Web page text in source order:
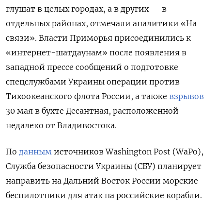
глушат в целых городах, а в других — в
отдельных районах, отмечали аналитики «На
связи». Власти Приморья присоединились к
«интернет-шатдаунам» после появления в
западной прессе сообщений о подготовке
спецслужбами Украины операции против
Тихоокеанского флота России, а также взрывов
30 мая в бухте Десантная, расположенной
недалеко от Владивостока.
По данным источников Washington Post (WaPo),
Служба безопасности Украины (СБУ) планирует
направить на Дальний Восток России морские
беспилотники для атак на российские корабли.